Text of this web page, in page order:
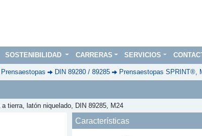
SOSTENIBILIDAD CARRERAS SERVICIOS
Prensaestopas DIN 89280 / 89285 Prensaestopas SPRINT®,
tierra, latón niquelado, DIN 89285, M24
Características